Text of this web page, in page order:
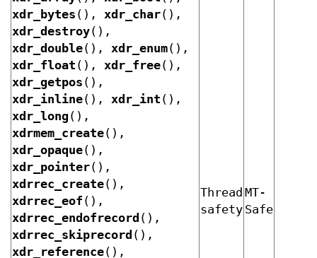
xdr_bytes (), xdr_char(),
xdr_destroy(),
xdr_double(), xdr_enum(),
xdr_float (), xdr_free(),
xdr_getpos (),
xdr_inline(), xdr_int (),
xdr_long(),
xdrmem_create(),
xdr_opaque(),
xdr_pointer(),
xdrrec_create(),
xdrrec_eof (),
xdrrec_endofrecord (),
xdrrec_skiprecord (),
xdr_reference(),
Thread
safety
MT-
Safe